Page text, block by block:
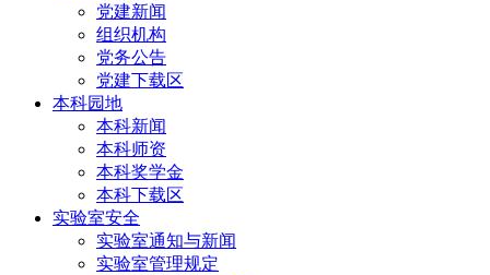
党建新闻
组织机构
党务公告
党建下载区
本科园地
本科新闻
本科师资
本科奖学金
本科下载区
实验室安全
实验室通知与新闻
实验室管理规定